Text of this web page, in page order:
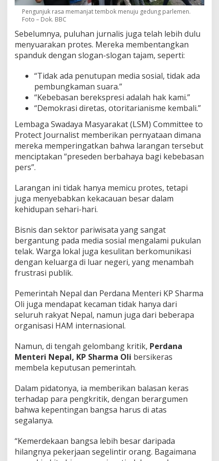
Pengunjuk rasa memanjat tembok menuju gedung parlemen.
Foto – Dok. BBC
Sebelumnya, puluhan jurnalis juga telah lebih dulu
menyuarakan protes. Mereka membentangkan
spanduk dengan slogan-slogan tajam, seperti:
“Tidak ada penutupan media sosial, tidak ada
pembungkaman suara.”
“Kebebasan berekspresi adalah hak kami.”
“Demokrasi diretas, otoritarianisme kembali.”
Lembaga Swadaya Masyarakat (LSM) Committee to
Protect Journalist memberikan pernyataan dimana
mereka memperingatkan bahwa larangan tersebut
menciptakan “preseden berbahaya bagi kebebasan
pers”.
Larangan ini tidak hanya memicu protes, tetapi
juga menyebabkan kekacauan besar dalam
kehidupan sehari-hari.
Bisnis dan sektor pariwisata yang sangat
bergantung pada media sosial mengalami pukulan
telak. Warga lokal juga kesulitan berkomunikasi
dengan keluarga di luar negeri, yang menambah
frustrasi publik.
Pemerintah Nepal dan Perdana Menteri KP Sharma
Oli juga mendapat kecaman tidak hanya dari
seluruh rakyat Nepal, namun juga dari beberapa
organisasi HAM internasional.
Namun, di tengah gelombang kritik, Perdana
Menteri Nepal, KP Sharma Oli bersikeras
membela keputusan pemerintah.
Dalam pidatonya, ia memberikan balasan keras
terhadap para pengkritik, dengan berargumen
bahwa kepentingan bangsa harus di atas
segalanya.
“Kemerdekaan bangsa lebih besar daripada
hilangnya pekerjaan segelintir orang. Bagaimana